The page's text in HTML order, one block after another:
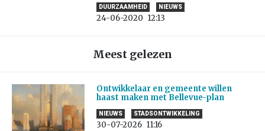
DUURZAAMHEID NIEUWS
24-06-2020 12:13
Meest gelezen
Ontwikkelaar en gemeente willen
haast maken met Bellevue-plan
NIEUWS STADSONTWIKKELING
30-07-2026 11:16